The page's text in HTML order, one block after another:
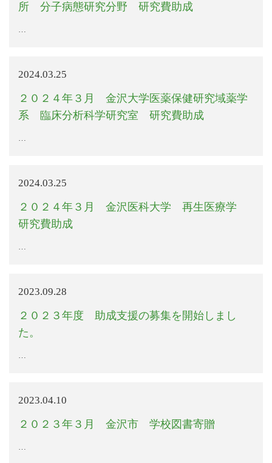
所 分子病態研究分野 研究費助成
…
2024.03.25
２０２４年３月 金沢大学医薬保健研究域薬学
系 臨床分析科学研究室 研究費助成
…
2024.03.25
２０２４年３月 金沢医科大学 再生医療学
研究費助成
…
2023.09.28
２０２３年度 助成支援の募集を開始しまし
た。
…
2023.04.10
２０２３年３月 金沢市 学校図書寄贈
…